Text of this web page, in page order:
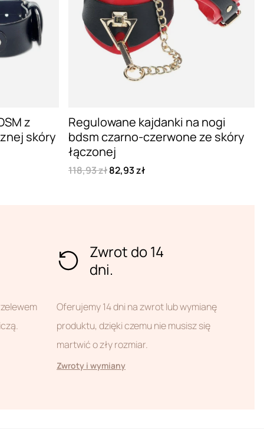
z
skóry
Regulowane kajdanki na nogi
bdsm czarno-czerwone ze skóry
łączonej
118,93 zł82,93 zł
Zwrot do 14
dni.
Oferujemy 14 dni na zwrot lub wymianę
produktu, dzięki czemu nie musisz się
martwić o zły rozmiar.
Zwroty i wymiany